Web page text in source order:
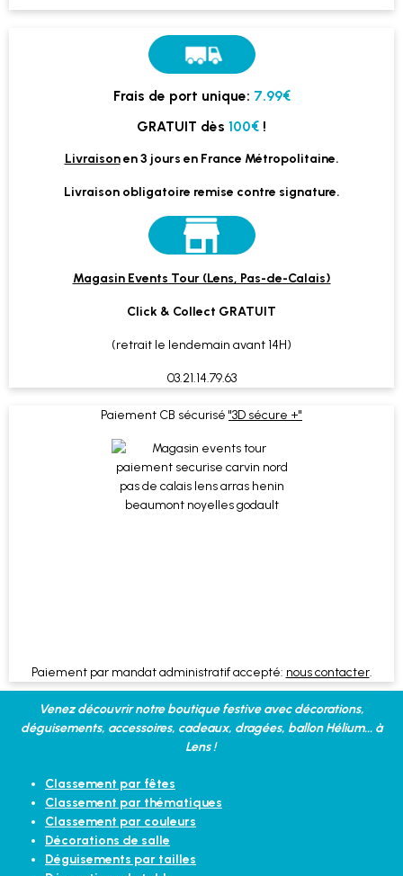
Frais de port unique: 7.99€
GRATUIT dès 100€ !
Livraisonen 3 jours en France Métropolitaine.
Livraison obligatoire remise contre signature.
Magasin Events Tour (Lens, Pas-de-Calais)
Click & Collect GRATUIT
(retrait le lendemain avant 14H)
03.21.14.79.63
Paiement CB sécurisé "3D sécure +"
Paiement par mandat administratif accepté: nous contacter.
Venez découvrir notre boutique festive avec décorations,
déguisements, accessoires, cadeaux, dragées, ballon Hélium... à
Lens !
Classement par fêtes
Classement par thématiques
Classement par couleurs
Décorations de salle
Déguisements par tailles